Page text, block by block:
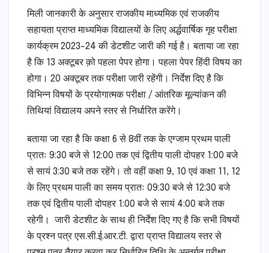
मिली जानकारी के अनुसार राजकीय माध्यमिक एवं राजकीय
सहायता प्राप्त माध्यमिक विद्यालयों के लिए अर्द्धवार्षिक गृह परीक्षा
कार्यक्रम 2023-24 की डेटशीट जारी की गई है। बताया जा रहा
है कि 13 अक्टूबर क़ो पहला पेपर होगा। पहला पेपर हिंदी विषय का
होगा। 20 अक्टूबर तक परीक्षा जारी रहेंगी। निर्देश दिए है कि
विभिन्न विषयों के प्रयोगात्मक परीक्षा / आंतरिक मूल्यांकन की
तिथियां विद्यालय अपने स्तर से निर्धारित करेंगे।
बताया जा रहा है कि कक्षा 6 से 8वीं तक के एग्जाम प्रथम पाली
प्रातः 9:30 बजे से 12:00 तक एवं द्वितीय पाली दोपहर 1:00 बजे
से सायं 3:30 बजे तक रहेंगे। तो वहीं कक्षा 9, 10 एवं कक्षा 11, 12
के लिए प्रथम पाली का समय प्रातः 09:30 बजे से 12:30 बजे
तक एवं द्वितीय पाली दोपहर 1:00 बजे से सायं 4:00 बजे तक
रहेगी। जारी डेटशीट के साथ ही निर्देश दिए गए है कि सभी विषयों
के प्रश्न पत्र एस.सी.ई.आर.टी. द्वारा प्राप्त विद्यालय स्तर से